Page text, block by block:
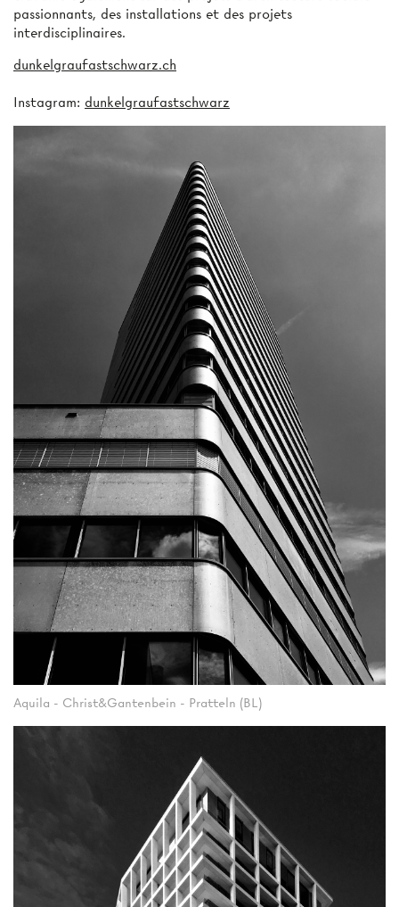
passionnants, des installations et des projets
interdisciplinaires.
dunkelgraufastschwarz.ch
Instagram: dunkelgraufastschwarz
Aquila - Christ&Gantenbein - Pratteln (BL)